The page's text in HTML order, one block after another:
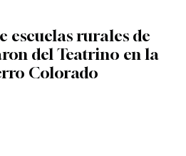
escuelas rurales de
del Teatrino en la
Colorado